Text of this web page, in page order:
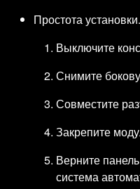
Простота
Выключите
Снимите
Совместите
Закрепите
Верните
система